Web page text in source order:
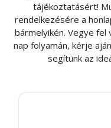
tájékoztatásért!
rendelkezésére a
bármelyikén. Vegye fel
nap folyamán, kérje
segítünk az